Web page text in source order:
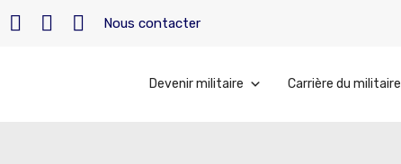
Nous contacter
Devenir militaire Carrière du militaire